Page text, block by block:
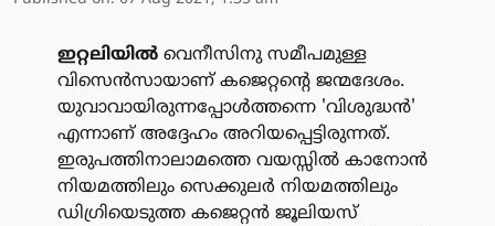
ഇറ്റലിയില്‍ വെനീസിനു സമീപമുള്ള
വിസെന്‍സായാണ് കജെറ്റന്റെ ജന്മദേശം.
യുവാവായിരുന്നപ്പോള്‍ത്തന്നെ 'വിശുദ്ധന്‍'
എന്നാണ് അദ്ദേഹം അറിയപ്പെട്ടിരുന്നത്.
ഇരുപത്തിനാലാമത്തെ വയസ്സില്‍ കാനോന്‍
നിയമത്തിലും സെക്കുലര്‍ നിയമത്തിലും
ഡിഗ്രിയെടുത്ത കജെറ്റന്‍ ജൂലിയസ്